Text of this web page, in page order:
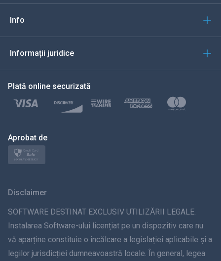
Türkçe
Polski
ภาษาไทย
Dansk
Info
Informații juridice
Plată online securizată
Aprobat de
Disclaimer
SOFTWARE DESTINAT EXCLUSIV UTILIZĂRII LEGALE.
Instalarea Software-ului licențiat pe un dispozitiv care nu
vă aparține constituie o încălcare a legislației aplicabile și a
legilor jurisdicției dumneavoastră locale. În general, legea